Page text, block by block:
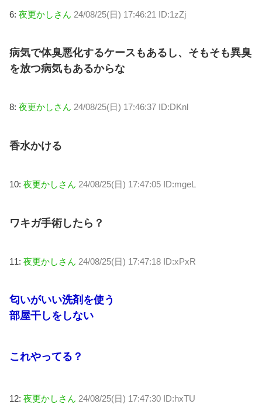
6: 夜更かしさん 24/08/25(日) 17:46:21 ID:1zZj
病気で体臭悪化するケースもあるし、そもそも異臭
を放つ病気もあるからな
8: 夜更かしさん 24/08/25(日) 17:46:37 ID:DKnl
香水かける
10: 夜更かしさん 24/08/25(日) 17:47:05 ID:mgeL
ワキガ手術したら？
11: 夜更かしさん 24/08/25(日) 17:47:18 ID:xPxR
匂いがいい洗剤を使う
部屋干しをしない
これやってる？
12: 夜更かしさん 24/08/25(日) 17:47:30 ID:hxTU